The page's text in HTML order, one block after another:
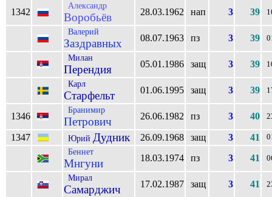
1342
Александр
Воробьёв 28.03.1962 нап 3 39
Валерий
Заздравных 08.07.1963 пз 3 39
Милан
Перендия 05.01.1986 защ 3 39
Карл
Старфельт 01.06.1995 защ 3 39
1346
Бранимир
Петрович 26.06.1982 пз 3 40
1347 Юрий Дудник 26.09.1968 защ 3 41
Беннет
Мнгуни 18.03.1974 пз 3 41
Мирал
Самарджич 17.02.1987 защ 3 41